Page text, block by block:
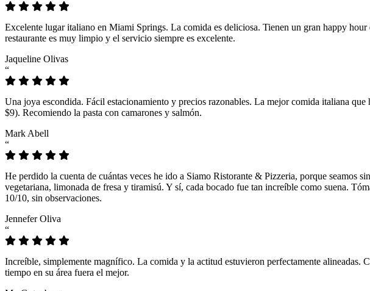
Excelente lugar italiano en Miami Springs. La comida es deliciosa. Tienen un gran happy
restaurante es muy limpio y el servicio siempre es excelente.
Jaqueline Olivas
“
Una joya escondida. Fácil estacionamiento y precios razonables. La mejor comida italiana
$9). Recomiendo la pasta con camarones y salmón.
Mark Abell
“
He perdido la cuenta de cuántas veces he ido a Siamo Ristorante & Pizzeria, porque seamos
vegetariana, limonada de fresa y tiramisú. Y sí, cada bocado fue tan increíble como suena.
10/10, sin observaciones.
Jennefer Oliva
“
Increíble, simplemente magnífico. La comida y la actitud estuvieron perfectamente alineadas.
tiempo en su área fuera el mejor.